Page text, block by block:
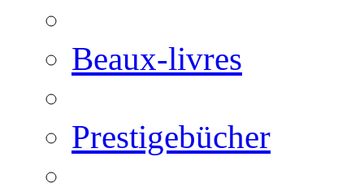
Beaux-livres
Prestigebücher